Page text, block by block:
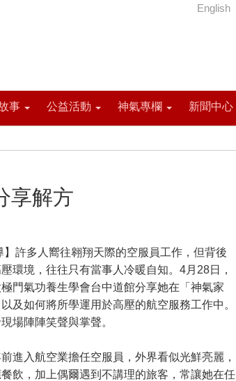
事 公益活動 神氣專欄 新聞中心
English
享解方
多人嚮往翱翔天際的空服員工作，但背後
環境，往往只有當事人冷暖自知。4月28日，
門氣功養生學會台中道館分享她在「神氣家
及如何將所學運用於高壓的航空服務工作中。
場陣陣笑聲與掌聲。
入航空業擔任空服員，外界看似光鮮亮麗，
飲，加上偶爾遇到不講理的旅客，常讓她在任